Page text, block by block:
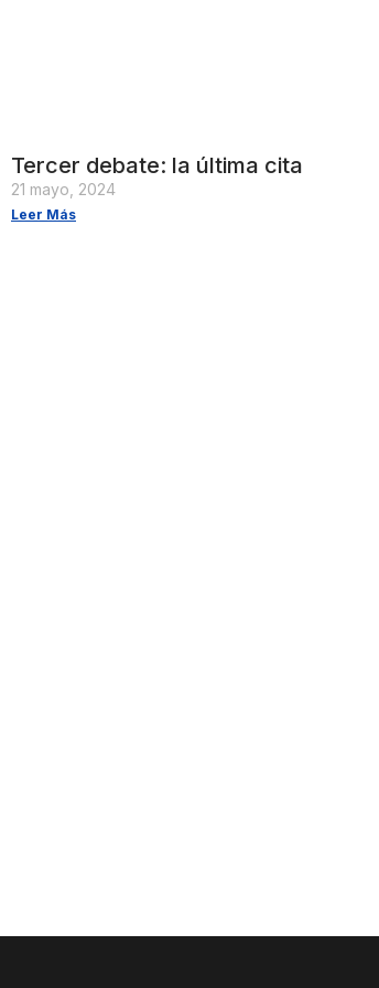
Tercer debate: la última cita
21 mayo, 2024
Leer Más